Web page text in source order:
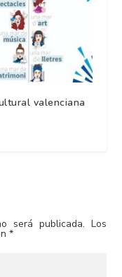
valenciana
será publicada. Los
*